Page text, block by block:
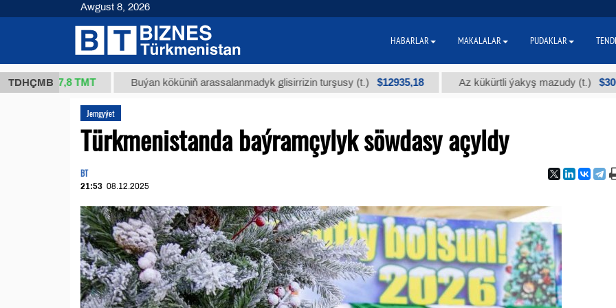
TDHÇMB
37,8 ТМТ Buýan köküniň arassalanmadyk glisirrizin turşusy (t.) $12935,18 Az kükürtli ýakyş mazudy (t.) $300
Jemgyýet
Türkmenistanda baýramçylyk söwdasy açyldy
BT
21:53 08.12.2025
Awgust 8, 2026
HABARLAR MAKALALAR PUDAKLAR